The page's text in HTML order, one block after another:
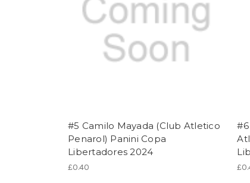
#5 Camilo Mayada (Club Atletico
Penarol) Panini Copa
Libertadores 2024
£0.40